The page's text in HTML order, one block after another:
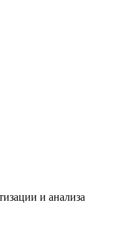
и анализа